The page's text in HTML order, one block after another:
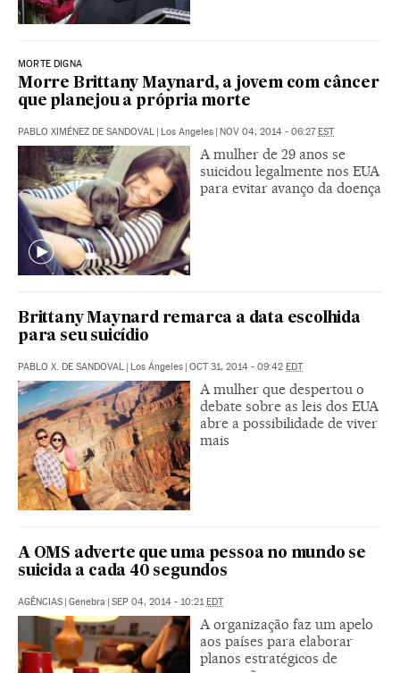
MORTE DIGNA
Morre Brittany Maynard, a jovem com câncer
que planejou a própria morte
PABLO XIMÉNEZ DE SANDOVAL Los Angeles NOV 04, 2014 - 06:27 EST
A mulher de 29 anos se
suicidou legalmente nos EUA
para evitar avanço da doença
Brittany Maynard remarca a data escolhida
para seu suicídio
PABLO X. DE SANDOVAL Los Ángeles OCT 31, 2014 - 09:42 EDT
A mulher que despertou o
debate sobre as leis dos EUA
abre a possibilidade de viver
mais
A OMS adverte que uma pessoa no mundo se
suicida a cada 40 segundos
AGÊNCIAS Genebra SEP 04, 2014 - 10:21 EDT
A organização faz um apelo
aos países para elaborar
planos estratégicos de